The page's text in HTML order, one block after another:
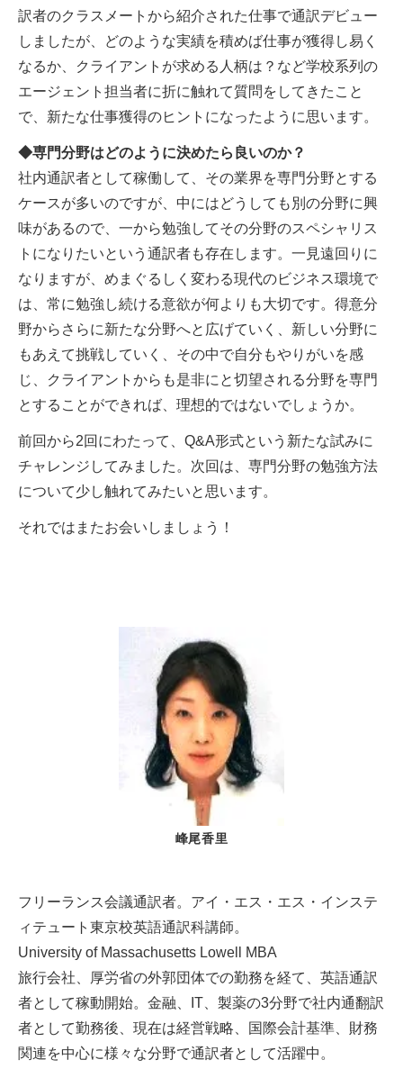
訳者のクラスメートから紹介された仕事で通訳デビュー
しましたが、どのような実績を積めば仕事が獲得し易く
なるか、クライアントが求める人柄は？など学校系列の
エージェント担当者に折に触れて質問をしてきたこと
で、新たな仕事獲得のヒントになったように思います。
◆専門分野はどのように決めたら良いのか？
社内通訳者として稼働して、その業界を専門分野とする
ケースが多いのですが、中にはどうしても別の分野に興
味があるので、一から勉強してその分野のスペシャリス
トになりたいという通訳者も存在します。一見遠回りに
なりますが、めまぐるしく変わる現代のビジネス環境で
は、常に勉強し続ける意欲が何よりも大切です。得意分
野からさらに新たな分野へと広げていく、新しい分野に
もあえて挑戦していく、その中で自分もやりがいを感
じ、クライアントからも是非にと切望される分野を専門
とすることができれば、理想的ではないでしょうか。
前回から2回にわたって、Q&A形式という新たな試みに
チャレンジしてみました。次回は、専門分野の勉強方法
について少し触れてみたいと思います。
それではまたお会いしましょう！
峰尾香里
フリーランス会議通訳者。アイ・エス・エス・インステ
ィテュート東京校英語通訳科講師。
University of Massachusetts Lowell MBA
旅行会社、厚労省の外郭団体での勤務を経て、英語通訳
者として稼動開始。金融、IT、製薬の3分野で社内通翻訳
者として勤務後、現在は経営戦略、国際会計基準、財務
関連を中心に様々な分野で通訳者として活躍中。